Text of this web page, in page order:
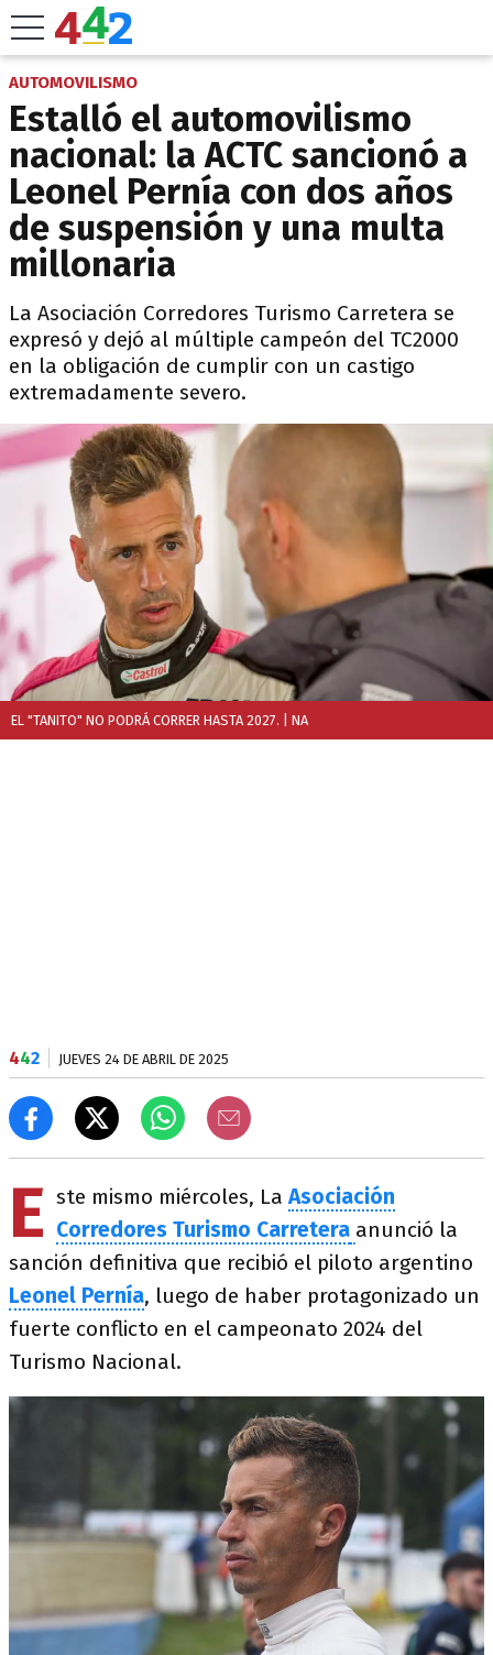
AUTOMOVILISMO
Estalló el automovilismo
nacional: la ACTC sancionó a
Leonel Pernía con dos años
de suspensión y una multa
millonaria
La Asociación Corredores Turismo Carretera se
expresó y dejó al múltiple campeón del TC2000
en la obligación de cumplir con un castigo
extremadamente severo.
EL "TANITO" NO PODRÁ CORRER HASTA 2027. | NA
442 JUEVES 24 DE ABRIL DE 2025
E ste mismo miércoles, La Asociación
Corredores Turismo Carretera anunció la
sanción definitiva que recibió el piloto argentino
Leonel Pernía, luego de haber protagonizado un
fuerte conflicto en el campeonato 2024 del
Turismo Nacional.